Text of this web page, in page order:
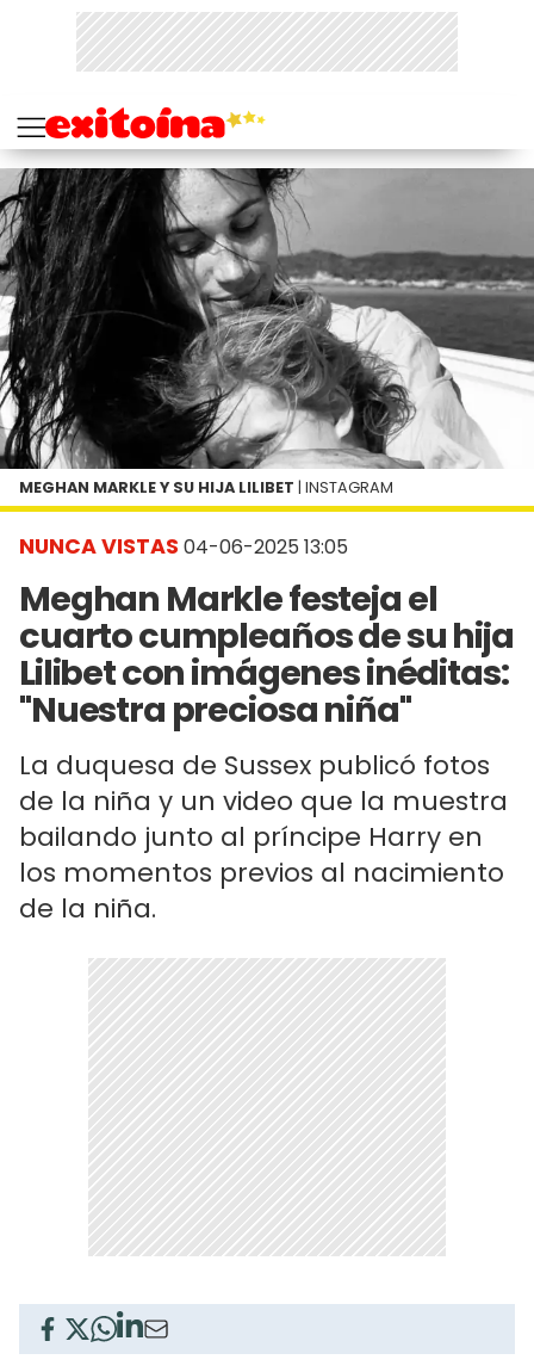
NUNCA VISTAS 04-06-2025 13:05
Meghan Markle festeja el
cuarto cumpleaños de su hija
Lilibet con imágenes inéditas:
"Nuestra preciosa niña"
La duquesa de Sussex publicó fotos
de la niña y un video que la muestra
bailando junto al príncipe Harry en
los momentos previos al nacimiento
de la niña.
MEGHAN MARKLE Y SU HIJA LILIBET | INSTAGRAM